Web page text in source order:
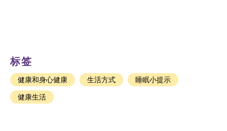
标签
健康和身心健康 生活方式
睡眠小提示
健康生活